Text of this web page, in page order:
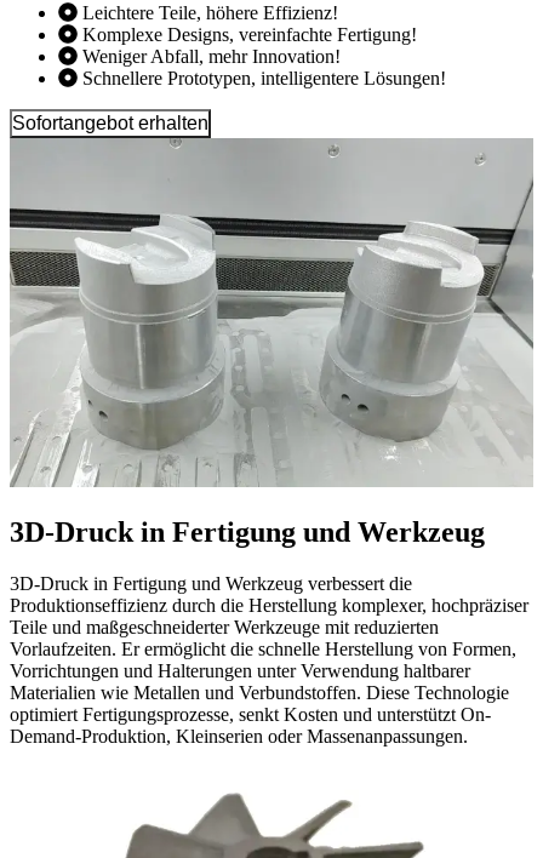
Leichtere Teile, höhere Effizienz!
Komplexe Designs, vereinfachte Fertigung!
Weniger Abfall, mehr Innovation!
Schnellere Prototypen, intelligentere Lösungen!
Sofortangebot erhalten
3D-Druck in Fertigung und Werkzeug
3D-Druck in Fertigung und Werkzeug verbessert die
Produktionseffizienz durch die Herstellung komplexer, hochpräziser
Teile und maßgeschneiderter Werkzeuge mit reduzierten
Vorlaufzeiten. Er ermöglicht die schnelle Herstellung von Formen,
Vorrichtungen und Halterungen unter Verwendung haltbarer
Materialien wie Metallen und Verbundstoffen. Diese Technologie
optimiert Fertigungsprozesse, senkt Kosten und unterstützt On-
Demand-Produktion, Kleinserien oder Massenanpassungen.